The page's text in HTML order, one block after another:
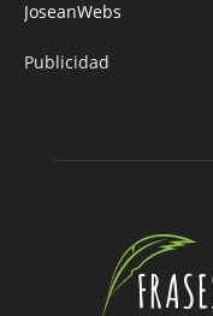
JoseanWebs
Publicidad